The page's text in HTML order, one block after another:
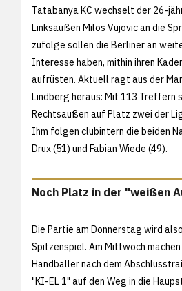
Tatabanya KC wechselt der 26-
Linksaußen Milos Vujovic an die
zufolge sollen die Berliner an
Interesse haben, mithin ihren
aufrüsten. Aktuell ragt aus der
Lindberg heraus: Mit 113 Treffern
Rechtsaußen auf Platz zwei der
Ihm folgen clubintern die beiden
Drux (51) und Fabian Wiede (49).
Noch Platz in der "weißen
Die Partie am Donnerstag wird
Spitzenspiel. Am Mittwoch
Handballer nach dem
"KI-EL 1" auf den Weg in die